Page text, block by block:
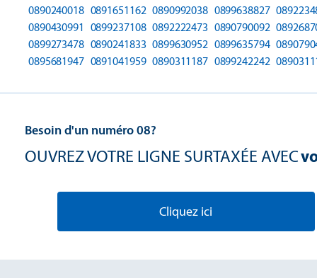
0890240018 0891651162 0890992038 0899638827
0890430991 0899237108 0892222473 0890790092
0899273478 0890241833 0899630952 0899635794
0895681947 0891041959 0890311187 0899242242
Besoin d'un numéro 08?
OUVREZ VOTRE LIGNE SURTAXÉE AVEC
Cliquez ici